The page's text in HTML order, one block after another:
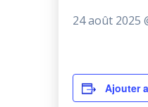
24 août 2025
Ajouter